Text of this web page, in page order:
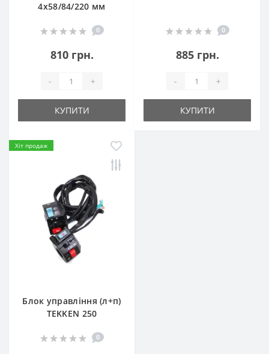
4x58/84/220 мм
0
810 грн.
- +
КУПИТИ
0
885 грн.
- +
КУПИТИ
Хіт продаж
Блок управління (л+п)
TEKKEN 250
0